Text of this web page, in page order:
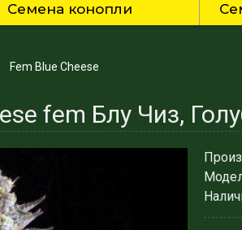
Семена конопли
Fem Blue Cheese
fem Блу Чиз,